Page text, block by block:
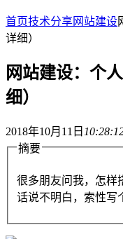
首页技术分享网站建设
详细）
网站建设：个
细）
2018年10月11日
摘要
很多朋友问我，怎样
话说不明白，索性写